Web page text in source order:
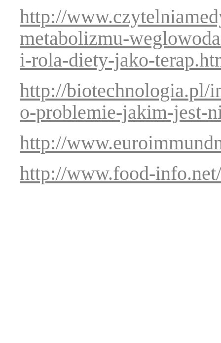
http://
metabolizmu-
i-rola-diety-jako-
http://biotechnologia.pl/
o-problemie-jakim-jest-
http://
http://www.food-